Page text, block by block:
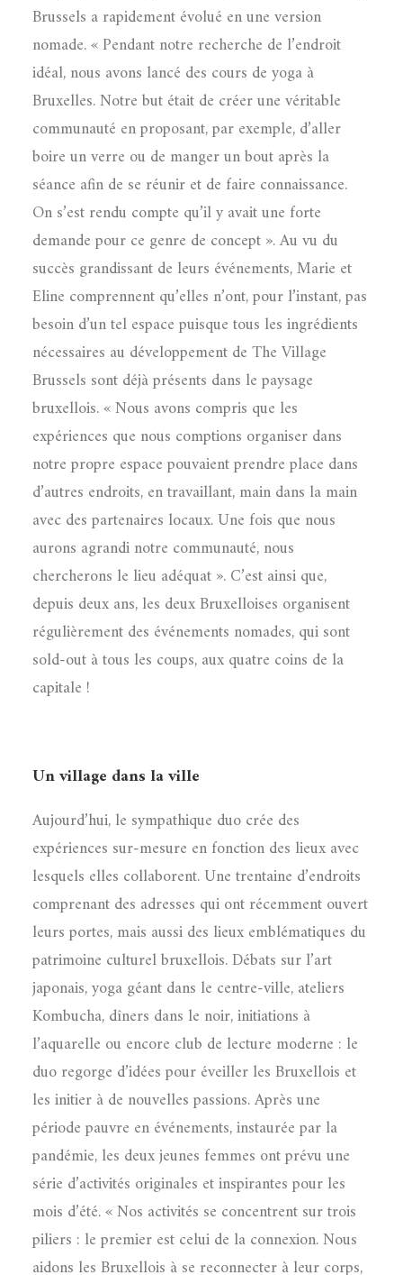
Brussels a rapidement évolué en une version
nomade. « Pendant notre recherche de l’endroit
idéal, nous avons lancé des cours de yoga à
Bruxelles. Notre but était de créer une véritable
communauté en proposant, par exemple, d’aller
boire un verre ou de manger un bout après la
séance afin de se réunir et de faire connaissance.
On s’est rendu compte qu’il y avait une forte
demande pour ce genre de concept ». Au vu du
succès grandissant de leurs événements, Marie et
Eline comprennent qu’elles n’ont, pour l’instant, pas
besoin d’un tel espace puisque tous les ingrédients
nécessaires au développement de The Village
Brussels sont déjà présents dans le paysage
bruxellois. « Nous avons compris que les
expériences que nous comptions organiser dans
notre propre espace pouvaient prendre place dans
d’autres endroits, en travaillant, main dans la main
avec des partenaires locaux. Une fois que nous
aurons agrandi notre communauté, nous
chercherons le lieu adéquat ». C’est ainsi que,
depuis deux ans, les deux Bruxelloises organisent
régulièrement des événements nomades, qui sont
sold-out à tous les coups, aux quatre coins de la
capitale !
Un village dans la ville
Aujourd’hui, le sympathique duo crée des
expériences sur-mesure en fonction des lieux avec
lesquels elles collaborent. Une trentaine d’endroits
comprenant des adresses qui ont récemment ouvert
leurs portes, mais aussi des lieux emblématiques du
patrimoine culturel bruxellois. Débats sur l’art
japonais, yoga géant dans le centre-ville, ateliers
Kombucha, dîners dans le noir, initiations à
l’aquarelle ou encore club de lecture moderne : le
duo regorge d’idées pour éveiller les Bruxellois et
les initier à de nouvelles passions. Après une
période pauvre en événements, instaurée par la
pandémie, les deux jeunes femmes ont prévu une
série d’activités originales et inspirantes pour les
mois d’été. « Nos activités se concentrent sur trois
piliers : le premier est celui de la connexion. Nous
aidons les Bruxellois à se reconnecter à leur corps,